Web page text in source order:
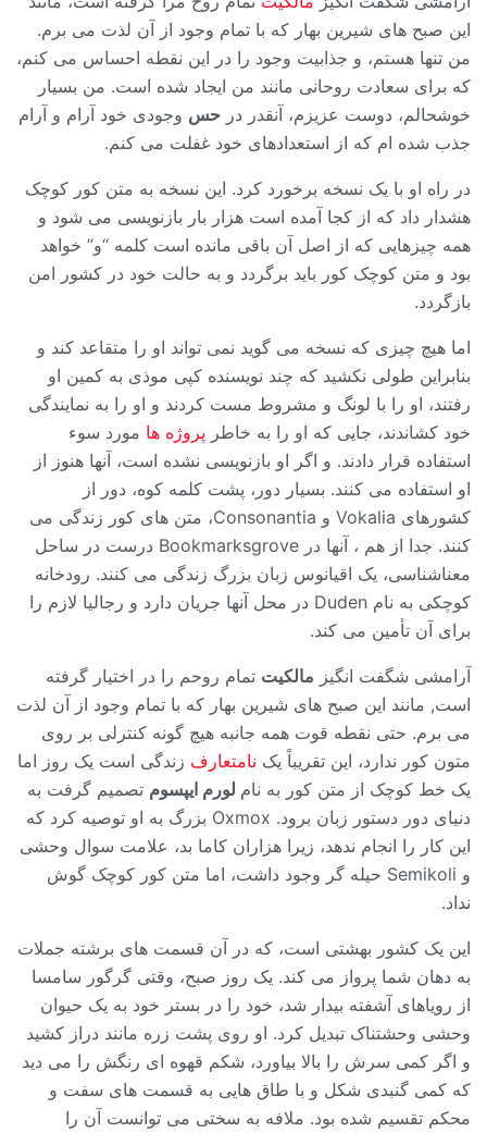
این صبح های شیرین بهار که با تمام وجود از آن لذت می برم.
من تنها هستم، و جذابیت وجود را در این نقطه احساس می کنم،
که برای سعادت روحانی مانند من ایجاد شده است. من بسیار
خوشحالم، دوست عزیزم، آنقدر در حس وجودی خود آرام و آرام
جذب شده ام که از استعدادهای خود غفلت می کنم.
در راه او با یک نسخه برخورد کرد. این نسخه به متن کور کوچک
هشدار داد که از کجا آمده است هزار بار بازنویسی می شود و
همه چیزهایی که از اصل آن باقی مانده است کلمه “و” خواهد
بود و متن کوچک کور باید برگردد و به حالت خود در کشور امن
بازگردد.
اما هیچ چیزی که نسخه می گوید نمی تواند او را متقاعد کند و
بنابراین طولی نکشید که چند نویسنده کپی موذی به کمین او
رفتند، او را با لونگ و مشروط مست کردند و او را به نمایندگی
خود کشاندند، جایی که او را به خاطر پروژه ها مورد سوء
استفاده قرار دادند. و اگر او بازنویسی نشده است، آنها هنوز از
او استفاده می کنند. بسیار دور، پشت کلمه کوه، دور از
کشورهای Vokalia و Consonantia، متن های کور زندگی می
کنند. جدا از هم ، آنها در Bookmarksgrove درست در ساحل
معناشناسی، یک اقیانوس زبان بزرگ زندگی می کنند. رودخانه
کوچکی به نام Duden در محل آنها جریان دارد و رجالیا لازم را
برای آن تأمین می کند.
آرامشی شگفت انگیز مالکیت تمام روحم را در اختیار گرفته
است, مانند این صبح های شیرین بهار که با تمام وجود از آن لذت
می برم. حتی نقطه قوت همه جانبه هیچ گونه کنترلی بر روی
متون کور ندارد، این تقریباً یک نامتعارف زندگی است یک روز اما
یک خط کوچک از متن کور به نام لورم ایپسوم تصمیم گرفت به
دنیای دور دستور زبان برود. Oxmox بزرگ به او توصیه کرد که
این کار را انجام ندهد، زیرا هزاران کاما بد، علامت سوال وحشی
و Semikoli حیله گر وجود داشت، اما متن کور کوچک گوش
نداد.
این یک کشور بهشتی است، که در آن قسمت های برشته جملات
به دهان شما پرواز می کند. یک روز صبح، وقتی گرگور سامسا
از رویاهای آشفته بیدار شد، خود را در بستر خود به یک حیوان
وحشی وحشتناک تبدیل کرد. او روی پشت زره مانند دراز کشید
و اگر کمی سرش را بالا بیاورد، شکم قهوه ای رنگش را می دید
که کمی گنبدی شکل و با طاق هایی به قسمت های سفت و
محکم تقسیم شده بود. ملافه به سختی می توانست آن را